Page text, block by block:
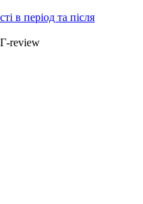
в період та після
review